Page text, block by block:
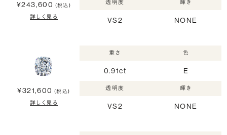
¥243,600 (税込)
詳しく見る
透明度
VS2
輝き
NONE
¥321,600 (税込)
詳しく見る
重さ
0.91ct
色
E
透明度
VS2
輝き
NONE